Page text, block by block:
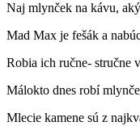
Naj mlynček na kávu,
Mad Max je fešák a
Robia ich ručne- stručne
Málokto dnes robí
Mlecie kamene sú z